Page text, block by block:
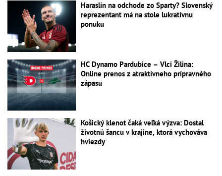
Haraslín na odchode zo Sparty? Slovenský
reprezentant má na stole lukratívnu
ponuku
HC Dynamo Pardubice – Vlci Žilina:
Online prenos z atraktívneho prípravného
zápasu
Košický klenot čaká veľká výzva: Dostal
životnú šancu v krajine, ktorá vychováva
hviezdy